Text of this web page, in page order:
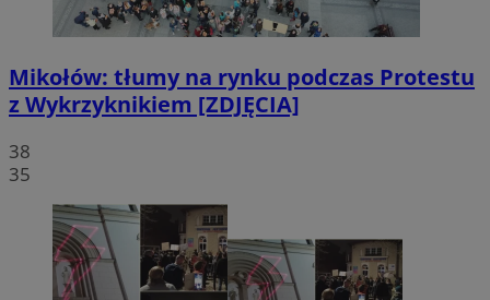
Mikołów: tłumy na rynku podczas Protestu
z Wykrzyknikiem [ZDJĘCIA]
38
35